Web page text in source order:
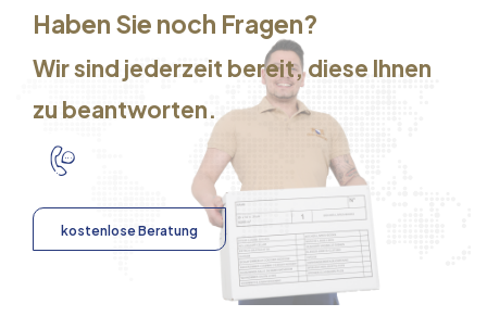
Haben Sie noch Fragen?
Wir sind jederzeit bereit, diese Ihnen
zu beantworten.
kostenlose Beratung